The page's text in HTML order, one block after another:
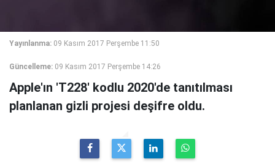
Yayınlanma: 09 Kasım 2017 Perşembe 11:50
Güncelleme: 09 Kasım 2017 Perşembe 14:26
Apple'ın 'T228' kodlu 2020'de tanıtılması
planlanan gizli projesi deşifre oldu.